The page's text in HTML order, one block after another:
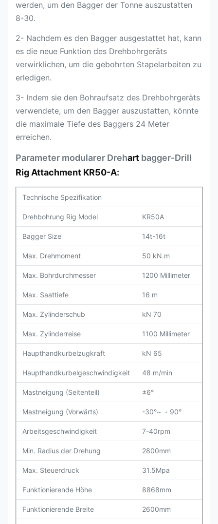
werden, um den Bagger der Tonne auszustatten
8-30.
2- Nachdem es den Bagger ausgestattet hat, kann
es die neue Funktion des Drehbohrgeräts
verwirklichen, um die gebohrten Stapelarbeiten zu
erledigen.
3- Indem sie den Bohraufsatz des Drehbohrgeräts
verwendete, um den Bagger auszustatten, könnte
die maximale Tiefe des Baggers 24 Meter
erreichen.
Parameter modularer Drehart bagger-Drill
Rig Attachment KR50-A:
Technische Spezifikation
Drehbohrung Rig Model KR50A
Bagger Size 14t-16t
Max. Drehmoment 50 kN.m
Max. Bohrdurchmesser 1200 Millimeter
Max. Saattiefe 16 m
Max. Zylinderschub kN 70
Max. Zylinderreise 1100 Millimeter
Haupthandkurbelzugkraft kN 65
Haupthandkurbelgeschwindigkeit 48 m/min
Mastneigung (Seitenteil) ±6°
Mastneigung (Vorwärts) -30°~ ﹢ 90°
Arbeitsgeschwindigkeit 7-40rpm
Min. Radius der Drehung 2800mm
Max. Steuerdruck 31.5Mpa
Funktionierende Höhe 8868mm
Funktionierende Breite 2600mm